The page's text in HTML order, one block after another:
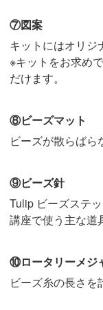
⑦図案
キットにはオリジ
※キットをお求め
だけます。
⑧ビーズマット
ビーズが散らばら
⑨ビーズ針
Tulip ビーズステ
講座で使う主な道
⑩ロータリーメジ
ビーズ糸の長さを